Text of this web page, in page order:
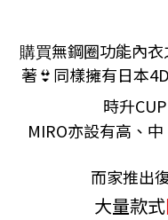
購買無鋼圈功能內
著👙同樣擁有日本
時升CUP
MIRO亦設有高、
而家推出
大量款式